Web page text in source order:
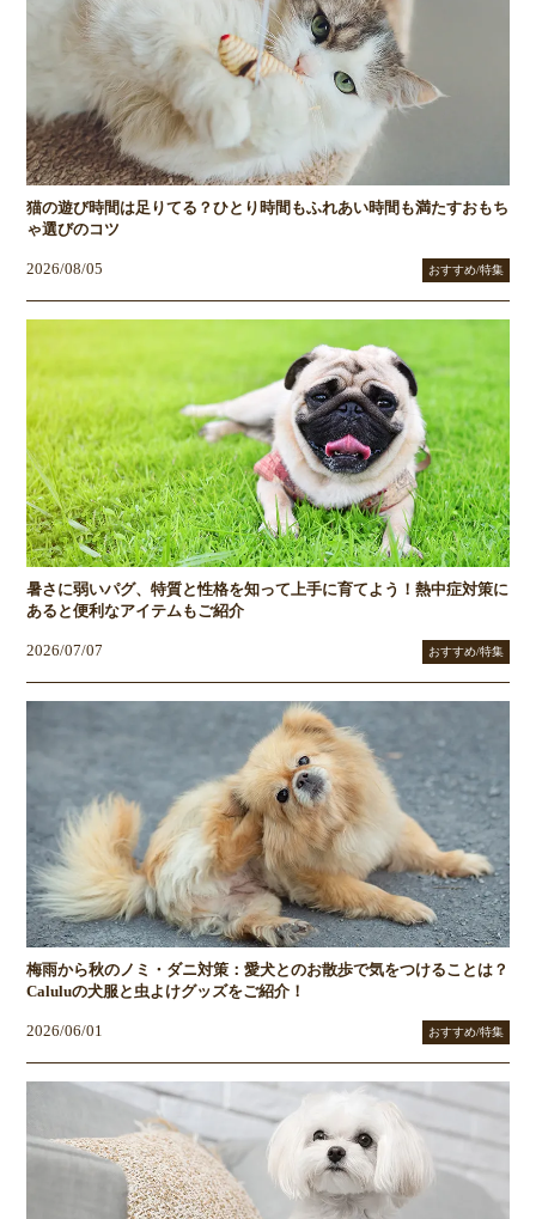
猫の遊び時間は足りてる？ひとり時間もふれあい時間も満たすおもち
ゃ選びのコツ
2026/08/05 おすすめ/特集
暑さに弱いパグ、特質と性格を知って上手に育てよう！熱中症対策に
あると便利なアイテムもご紹介
2026/07/07 おすすめ/特集
梅雨から秋のノミ・ダニ対策：愛犬とのお散歩で気をつけることは？
Caluluの犬服と虫よけグッズをご紹介！
2026/06/01 おすすめ/特集